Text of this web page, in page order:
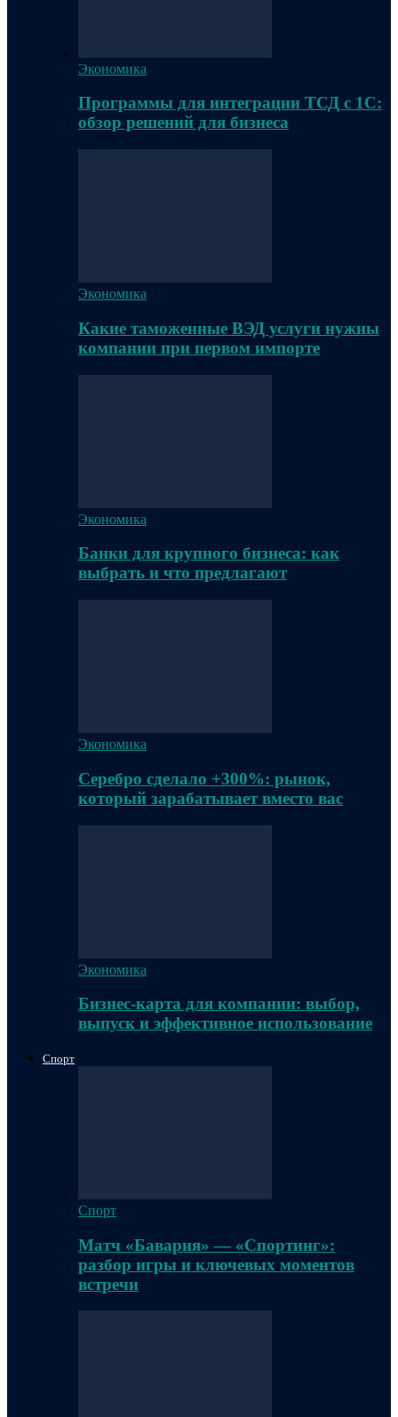
Экономика
Программы для интеграции ТСД с 1С:
обзор решений для бизнеса
Экономика
Какие таможенные ВЭД услуги нужны
компании при первом импорте
Экономика
Банки для крупного бизнеса: как
выбрать и что предлагают
Экономика
Серебро сделало +300%: рынок,
который зарабатывает вместо вас
Экономика
Бизнес-карта для компании: выбор,
выпуск и эффективное использование
Спорт
Спорт
Матч «Бавария» — «Спортинг»:
разбор игры и ключевых моментов
встречи